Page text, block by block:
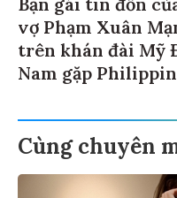
vợ Phạm Xuân
trên khán đài Mỹ
Nam gặp
Cùng chuyên